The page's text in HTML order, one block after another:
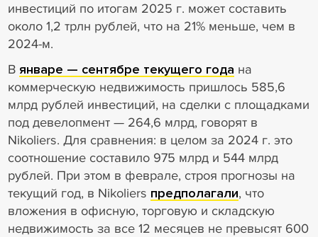
инвестиций по итогам 2025 г. может составить
около 1,2 трлн рублей, что на 21% меньше, чем в
2024-м.
В январе — сентябре текущего года на
коммерческую недвижимость пришлось 585,6
млрд рублей инвестиций, на сделки с площадками
под девелопмент — 264,6 млрд, говорят в
Nikoliers. Для сравнения: в целом за 2024 г. это
соотношение составило 975 млрд и 544 млрд
рублей. При этом в феврале, строя прогнозы на
текущий год, в Nikoliers предполагали, что
вложения в офисную, торговую и складскую
недвижимость за все 12 месяцев не превысят 600